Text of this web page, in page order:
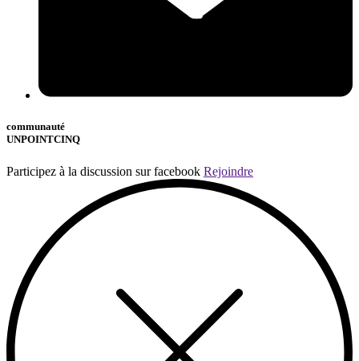
communauté
UNPOINTCINQ
Participez à la discussion sur facebook Rejoindre